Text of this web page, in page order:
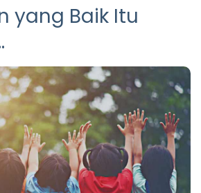
yang Baik Itu